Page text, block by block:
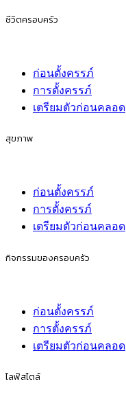
ชีวิตครอบครัว
ก่อนตั้งครรภ์
การตั้งครรภ์
เตรียมตัวก่อนคลอด
สุขภาพ
ก่อนตั้งครรภ์
การตั้งครรภ์
เตรียมตัวก่อนคลอด
กิจกรรมของครอบครัว
ก่อนตั้งครรภ์
การตั้งครรภ์
เตรียมตัวก่อนคลอด
ไลฟ์สไตล์